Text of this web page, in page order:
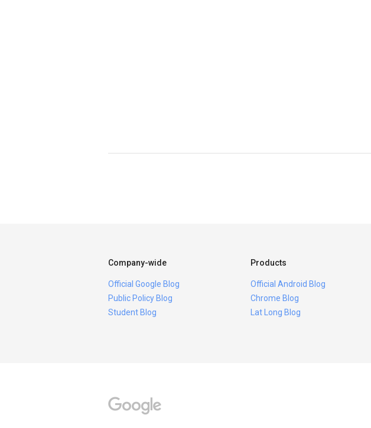
Company-wide
Official Google Blog
Public Policy Blog
Student Blog
Products
Official Android Blog
Chrome Blog
Lat Long Blog